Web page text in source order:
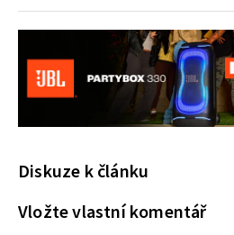
Diskuze k článku
Vložte vlastní komentář